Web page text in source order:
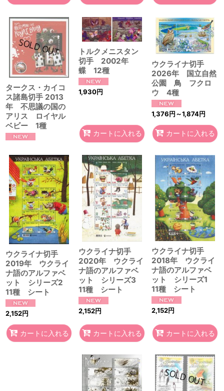
タークス・カイコ
ス諸島切手 2013
年 不思議の国の
アリス ロイヤル
ベビー 1種
トルクメニスタン
切手 2002年
蝶 12種
1,930円
カートに入れる
ウクライナ切手
2026年 国立自然
公園 鳥 フクロ
ウ 4種
1,376円～1,874円
カートに入れる
ウクライナ切手
2019年 ウクライ
ナ語のアルファベ
ット シリーズ2
11種 シート
2,152円
カートに入れる
ウクライナ切手
2020年 ウクライ
ナ語のアルファベ
ット シリーズ3
11種 シート
2,152円
カートに入れる
ウクライナ切手
2018年 ウクライ
ナ語のアルファベ
ット シリーズ1
11種 シート
2,152円
カートに入れる